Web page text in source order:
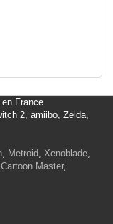
France
2, amiibo, Zelda,
, Metroid, Xenoblade,
Cartoon Master,